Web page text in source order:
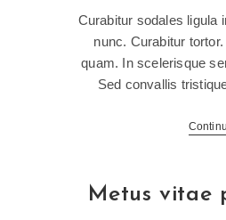
Curabitur sodales ligula
nunc. Curabitur
quam. In scelerisque
Sed convallis
Metus vitae